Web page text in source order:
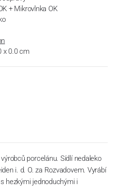
+ Mikrovlnka OK
x 0.0 cm
porcelánu. Sídlí nedaleko
i. d. O. za Rozvadovem. Vyrábí
hezkými jednoduchými i